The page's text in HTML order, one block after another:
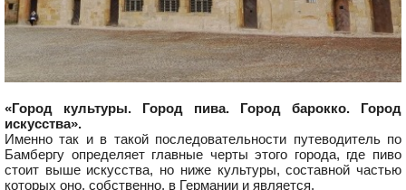
«Город культуры. Город пива. Город барокко. Город
искусства».
Именно так и в такой последовательности путеводитель по
Бамбергу определяет главные черты этого города, где пиво
стоит выше искусства, но ниже культуры, составной частью
которых оно, собственно, в Германии и является.